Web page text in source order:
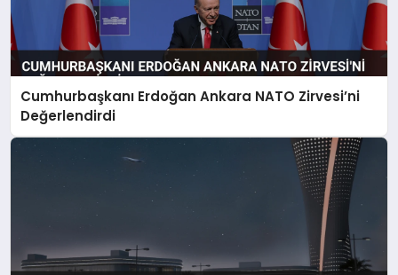
Cumhurbaşkanı Erdoğan Ankara NATO Zirvesi’ni
Değerlendirdi